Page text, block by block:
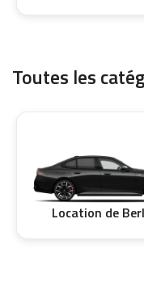
Toutes les
Location de